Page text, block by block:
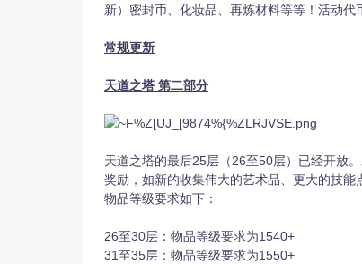
新）密封币、化妆品、再炼材料等等！活动代
常规更新
天道之塔 第二部分
天道之塔的最后25层（26至50层）已经开放
奖励，如新的收集伟大的艺术品、更大的技能
物品等级要求如下：
26至30层：物品等级要求为1540+
31至35层：物品等级要求为1550+